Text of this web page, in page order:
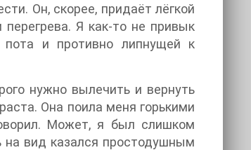
Он, скорее, придаёт лёгкой
Я как-то не привык
и противно липнущей к
нужно вылечить и вернуть
Она поила меня горькими
Может, я был слишком
на вид казался простодушным